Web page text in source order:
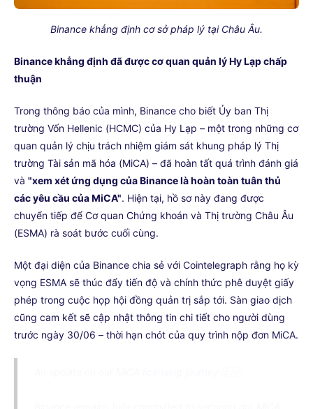
Binance khẳng định cơ sở pháp lý tại Châu Âu.
Binance khẳng định đã được cơ quan quản lý Hy Lạp chấp
thuận
Trong thông báo của mình, Binance cho biết Ủy ban Thị
trường Vốn Hellenic (HCMC) của Hy Lạp – một trong những cơ
quan quản lý chịu trách nhiệm giám sát khung pháp lý Thị
trường Tài sản mã hóa (MiCA) – đã hoàn tất quá trình đánh giá
và "xem xét ứng dụng của Binance là hoàn toàn tuân thủ
các yêu cầu của MiCA". Hiện tại, hồ sơ này đang được
chuyển tiếp để Cơ quan Chứng khoán và Thị trường Châu Âu
(ESMA) rà soát bước cuối cùng.
Một đại diện của Binance chia sẻ với Cointelegraph rằng họ kỳ
vọng ESMA sẽ thúc đẩy tiến độ và chính thức phê duyệt giấy
phép trong cuộc họp hội đồng quản trị sắp tới. Sàn giao dịch
cũng cam kết sẽ cập nhật thông tin chi tiết cho người dùng
trước ngày 30/06 – thời hạn chót của quy trình nộp đơn MiCA.